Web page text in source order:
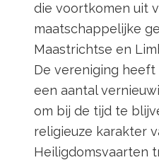
die voortkomen uit
maatschappelijke
Maastrichtse en
De vereniging
een aantal
om bij de tijd te
religieuze karakter
Heiligdomsvaarten